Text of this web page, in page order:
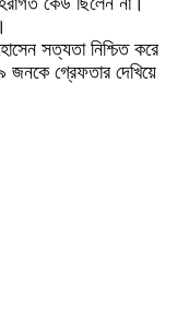
সত্যতা নিশ্চিত করে
জনকে গ্রেফতার দেখিয়ে